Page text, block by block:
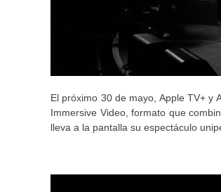
El próximo 30 de mayo, Apple TV+ y
Immersive Video, formato que
lleva a la pantalla su espectáculo